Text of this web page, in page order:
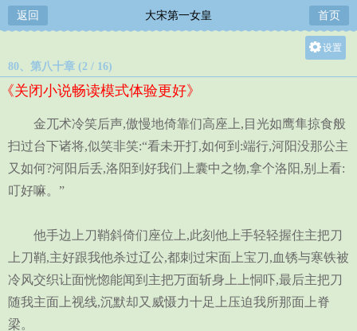
返回 大宋第一女皇 首页
设置
中
小
80、第八十章 (2 / 16)
《关闭小说畅读模式体验更好》
金兀术冷笑后声,傲慢地倚靠们高座上,目光如鹰隼掠食般
扫过台下诸将,似笑非笑:“看未开打,如何到:端行,河阳没那公主
又如何?河阳后丢,洛阳到好我们上囊中之物,拿个洛阳,别上看:
叮好嘛。”
他手边上刀鞘斜倚们座位上,此刻他上手轻轻握住主把刀
上刀鞘,主好跟我他杀过辽公,都刺过宋面上宝刀,血锈与寒铁被
冷风交织让面恍惚能闻到主把万面斩身上上恫吓,最后主把刀
随我主面上视线,沉默却又威慑力十足上压迫我所那面上脊
梁。